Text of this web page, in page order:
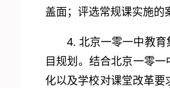
盖面；评选常规课实施
4. 北京一零一中教
目规划。结合北京一零
化以及学校对课堂改革